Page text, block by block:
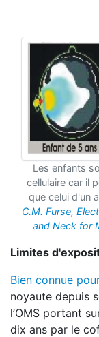
Les enfants
cellulaire car il
que celui d'un
C.M. Furse,
and Neck for
Limites
Bien connue
noyaute depuis
l’OMS portant
dix ans par le